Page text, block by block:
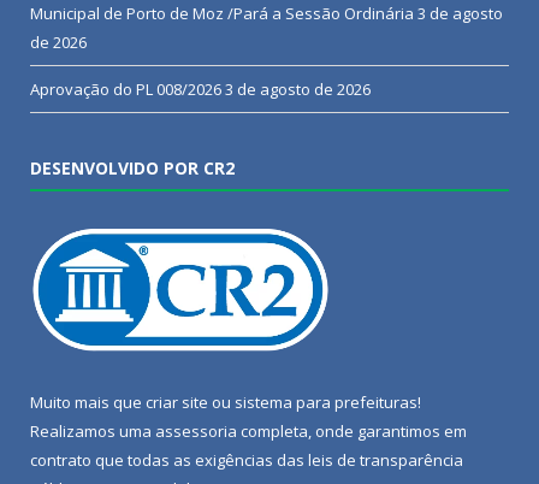
Municipal de Porto de Moz /Pará a Sessão Ordinária 3 de agosto
de 2026
Aprovação do PL 008/20263 de agosto de 2026
DESENVOLVIDO POR CR2
Muito mais que criar site ou sistema para prefeituras!
Realizamos uma assessoria completa, onde garantimos em
contrato que todas as exigências das leis de transparência